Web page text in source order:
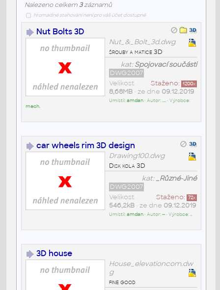
Nalezeno celkem 3záznamů
hromadné stahování není pro váš účet dostupné
Nut Bolts 3D
Nut_&_Bolt_3d.dwg
šrouby a matice 3D
kat:Spojovací součásti
DWG2007
Staženo: 1200x
Velikost
8,68MB• ze dne 09.12.2019
Umístil:amdan• Autor:....• Výrobce:
mech.
car wheels rim 3D design
Drawing100.dwg
Disk kola 3D
kat:_Různé-Jiné
DWG2007
Staženo: 72x
Velikost
546,2kB• ze dne 09.12.2019
Umístil:amdan• Autor:--• Výrobce:..
3D house
House_elevationcom.dw
g
fine good